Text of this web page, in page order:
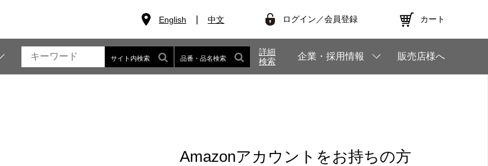
English 中文 ログイン／会員登録 カート
サイト内検索 品番・品名検索
詳細
検索
企業・採用情報 販売店様へ
Amazonアカウントをお持ちの方